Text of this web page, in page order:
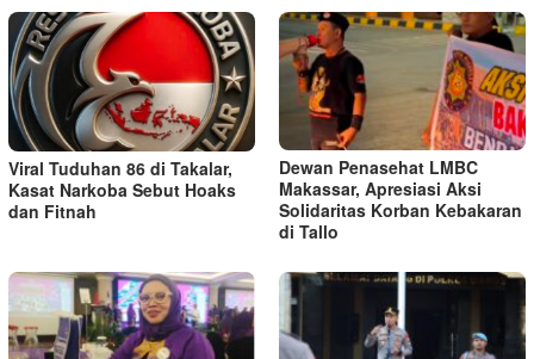
Viral Tuduhan 86 di Takalar,
Kasat Narkoba Sebut Hoaks
dan Fitnah
Dewan Penasehat LMBC
Makassar, Apresiasi Aksi
Solidaritas Korban Kebakaran
di Tallo